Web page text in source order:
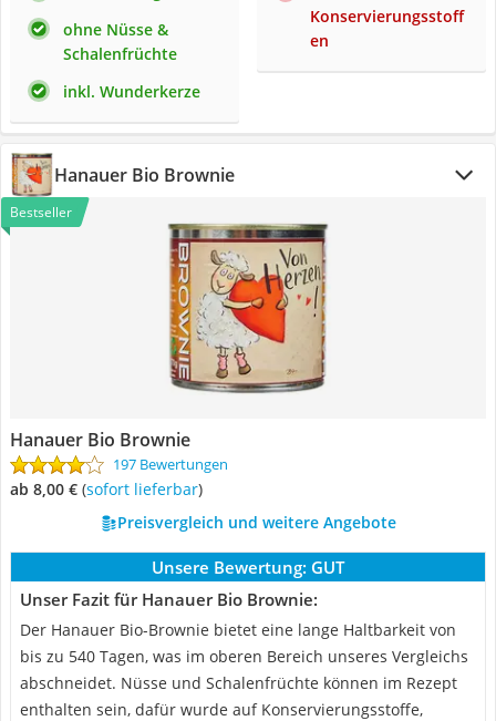
ohne Nüsse &
Schalenfrüchte
inkl. Wunderkerze
Konservierungsstoff
en
Hanauer Bio Brownie
Bestseller
Hanauer Bio Brownie
197 Bewertungen
ab 8,00 € ( Sofort lieferbar)
Preisvergleich und weitere Angebote
Unsere Bewertung: GUT
Unser Fazit für Hanauer Bio Brownie:
Der Hanauer Bio-Brownie bietet eine lange Haltbarkeit von
bis zu 540 Tagen, was im oberen Bereich unseres Vergleichs
abschneidet. Nüsse und Schalenfrüchte können im Rezept
enthalten sein, dafür wurde auf Konservierungsstoffe,